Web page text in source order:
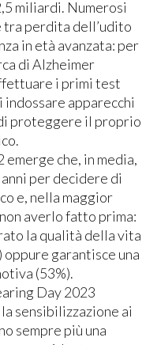
miliardi. Numerosi
tra perdita dell’udito
in età avanzata: per
di Alzheimer
i primi test
indossare apparecchi
proteggere il proprio
che, in media,
per decidere di
e, nella maggior
averlo fatto prima:
la qualità della vita
oppure garantisce una
(53%).
Day 2023
sensibilizzazione ai
sempre più una